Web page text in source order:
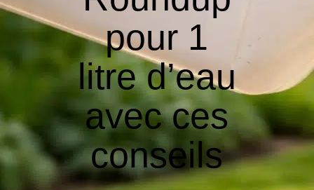
pour 1
litre d’eau
avec ces
conseils